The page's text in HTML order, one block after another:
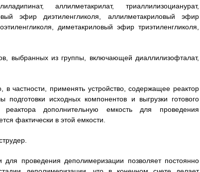
аллилметакрилат, триаллилизоцианурат,
эфир диэтиленгликоля, аллилметакриловый эфир
диметакриловый эфир триэтиленгликоля,
выбранных из группы, включающей диаллилизофталат,
частности, применять устройство, содержащее реактор
исходных компонентов и выгрузки готового
дополнительную емкость для проведения
фактически в этой емкости.
проведения деполимеризации позволяет постоянно